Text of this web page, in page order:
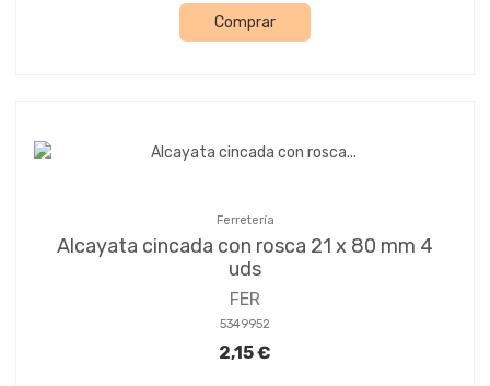
Comprar
Ferretería
Alcayata cincada con rosca 21 x 80 mm 4
uds
FER
5349952
2,15 €